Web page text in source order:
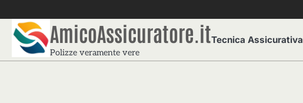
to
content
AmicoAssicuratore.it
Polizze veramente vere
Tecnica Assicurativa